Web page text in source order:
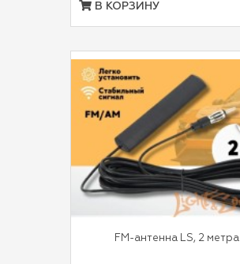
В КОРЗИНУ
FM-антенна LS, 2 метра